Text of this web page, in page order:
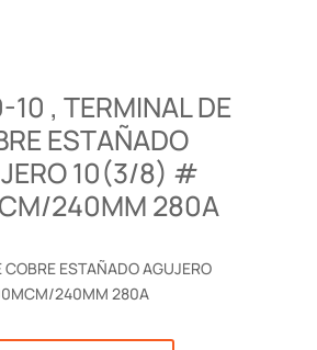
, TERMINAL DE
ESTAÑADO
10(3/8) #
240MM 280A
COBRE ESTAÑADO AGUJERO
240MM 280A